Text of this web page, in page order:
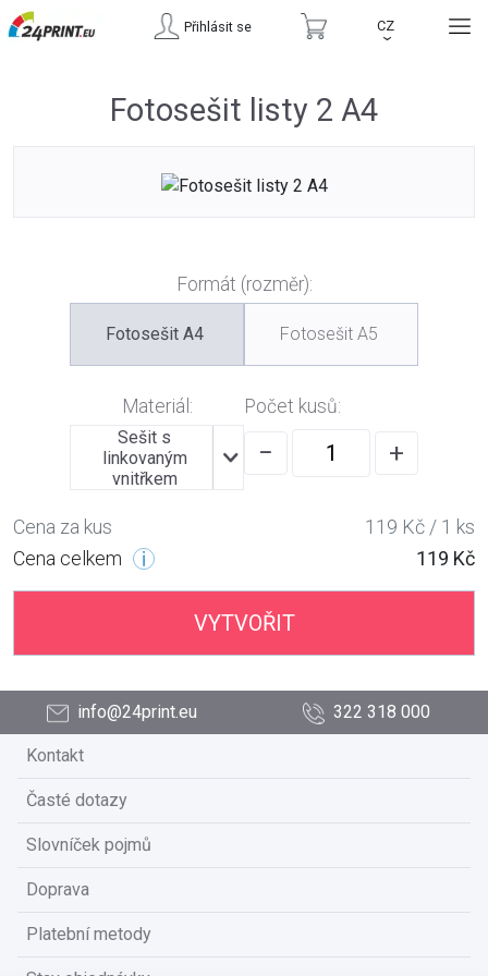
Přihlásit se CZ
›
Fotosešit listy 2 A4
Formát (rozměr):
Fotosešit A4 Fotosešit A5
Materiál:
Sešit s
linkovaným
vnitřkem
Počet kusů:
− +
Cena za kus
119 Kč / 1 ks
Cena celkem
119 Kč
VYTVOŘIT
info@24print.eu 322 318 000
Kontakt
Časté dotazy
Slovníček pojmů
Doprava
Platební metody